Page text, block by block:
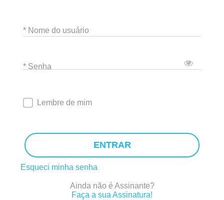
* Nome do usuário
* Senha
Lembre de mim
ENTRAR
Esqueci minha senha
Ainda não é Assinante?
Faça a sua Assinatura!